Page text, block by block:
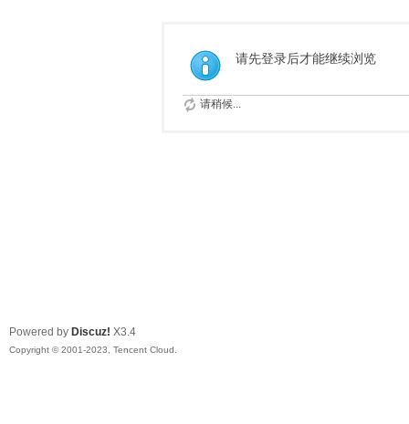
请先登录后才能继续浏览
请稍候...
Powered by Discuz! X3.4
Copyright © 2001-2023, Tencent Cloud.